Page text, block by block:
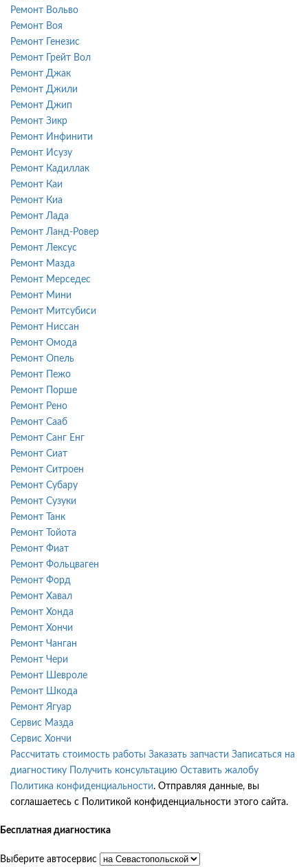
Ремонт Вольво
Ремонт Воя
Ремонт Генезис
Ремонт Грейт Вол
Ремонт Джак
Ремонт Джили
Ремонт Джип
Ремонт Зикр
Ремонт Инфинити
Ремонт Исузу
Ремонт Кадиллак
Ремонт Каи
Ремонт Киа
Ремонт Лада
Ремонт Ланд-Ровер
Ремонт Лексус
Ремонт Мазда
Ремонт Мерседес
Ремонт Мини
Ремонт Митсубиси
Ремонт Ниссан
Ремонт Омода
Ремонт Опель
Ремонт Пежо
Ремонт Порше
Ремонт Рено
Ремонт Сааб
Ремонт Санг Енг
Ремонт Сиат
Ремонт Ситроен
Ремонт Субару
Ремонт Сузуки
Ремонт Танк
Ремонт Тойота
Ремонт Фиат
Ремонт Фольцваген
Ремонт Форд
Ремонт Хавал
Ремонт Хонда
Ремонт Хончи
Ремонт Чанган
Ремонт Чери
Ремонт Шевроле
Ремонт Шкода
Ремонт Ягуар
Сервис Мазда
Сервис Хончи
Рассчитать стоимость работы Заказать запчасти Записаться на
диагностику
Получить консультацию Оставить жалобу
Политика конфиденциальности. Отправляя данные, вы
соглашаетесь с Политикой конфиденциальности этого сайта.
Бесплатная диагностика
Выберите автосервис